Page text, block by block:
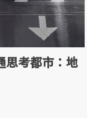
思考都市：地